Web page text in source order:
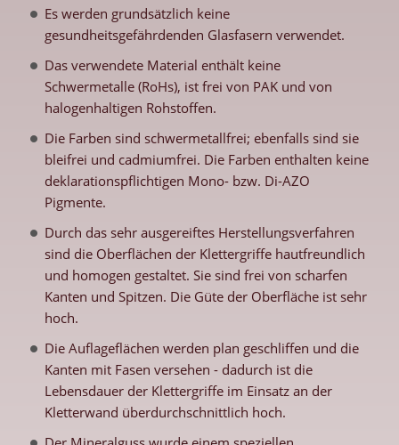
Es werden grundsätzlich keine
gesundheitsgefährdenden Glasfasern verwendet.
Das verwendete Material enthält keine
Schwermetalle (RoHs), ist frei von PAK und von
halogenhaltigen Rohstoffen.
Die Farben sind schwermetallfrei; ebenfalls sind sie
bleifrei und cadmiumfrei. Die Farben enthalten keine
deklarationspflichtigen Mono- bzw. Di-AZO
Pigmente.
Durch das sehr ausgereiftes Herstellungsverfahren
sind die Oberflächen der Klettergriffe hautfreundlich
und homogen gestaltet. Sie sind frei von scharfen
Kanten und Spitzen. Die Güte der Oberfläche ist sehr
hoch.
Die Auflageflächen werden plan geschliffen und die
Kanten mit Fasen versehen - dadurch ist die
Lebensdauer der Klettergriffe im Einsatz an der
Kletterwand überdurchschnittlich hoch.